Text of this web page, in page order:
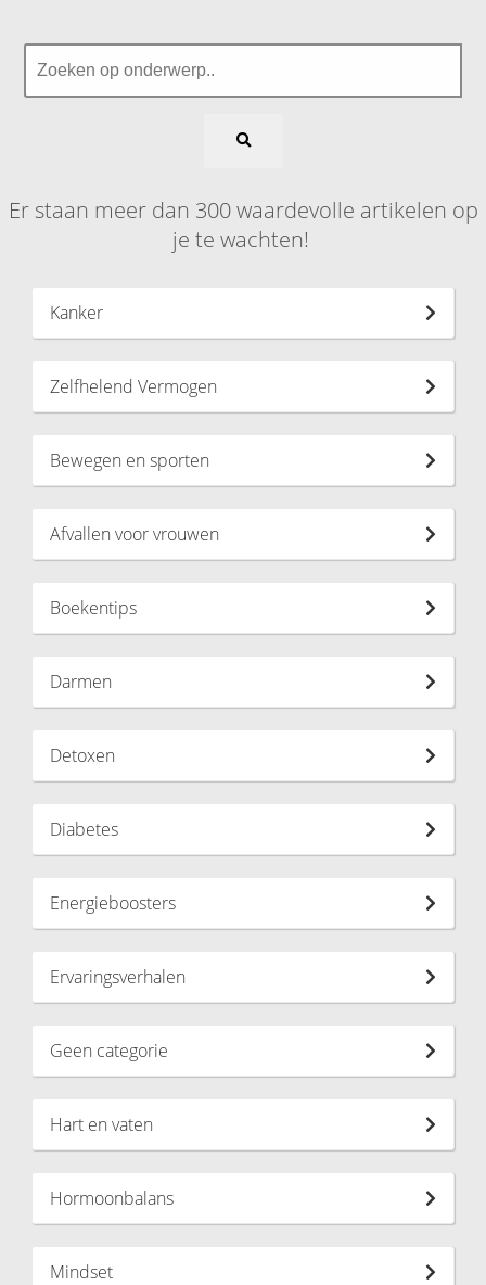
Er staan meer dan 300 waardevolle artikelen op
je te wachten!
Kanker
Zelfhelend Vermogen
Bewegen en sporten
Afvallen voor vrouwen
Boekentips
Darmen
Detoxen
Diabetes
Energieboosters
Ervaringsverhalen
Geen categorie
Hart en vaten
Hormoonbalans
Mindset